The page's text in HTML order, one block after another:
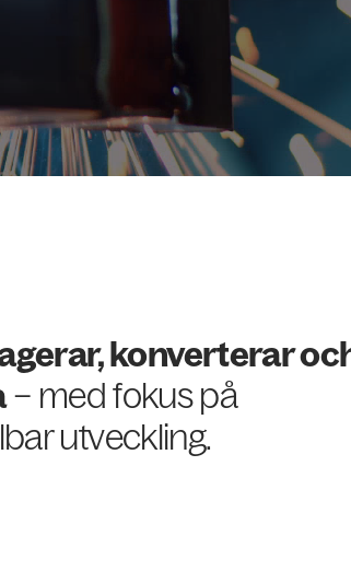
konverterar
– med fokus på
utveckling.